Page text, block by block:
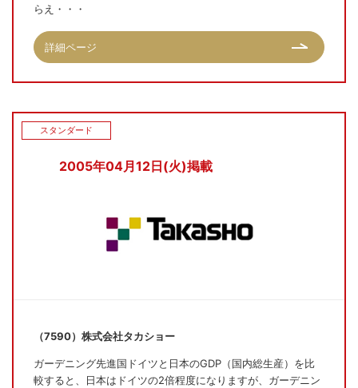
らえ・・・
詳細ページ
2005年04月12日(火)掲載
スタンダード
（7590）株式会社タカショー
ガーデニング先進国ドイツと日本のGDP（国内総生産）を比
較すると、日本はドイツの2倍程度になりますが、ガーデニン